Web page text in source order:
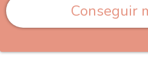
Conseguir